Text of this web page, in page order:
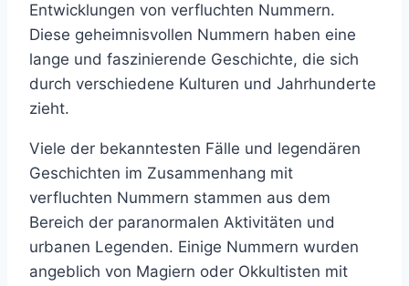
Entwicklungen von verfluchten Nummern.
Diese geheimnisvollen Nummern haben eine
lange und faszinierende Geschichte, die sich
durch verschiedene Kulturen und Jahrhunderte
zieht.
Viele der bekanntesten Fälle und legendären
Geschichten im Zusammenhang mit
verfluchten Nummern stammen aus dem
Bereich der paranormalen Aktivitäten und
urbanen Legenden. Einige Nummern wurden
angeblich von Magiern oder Okkultisten mit